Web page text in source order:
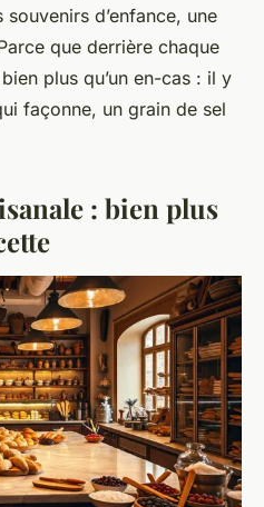
d’enfance, une
que derrière chaque
plus qu’un en-cas : il y
façonne, un grain de sel
: bien plus